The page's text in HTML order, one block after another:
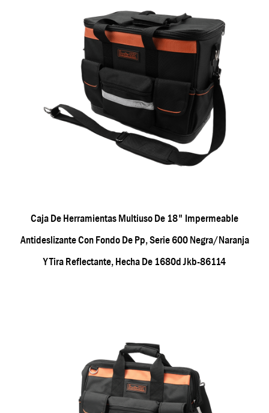
Caja De Herramientas Multiuso De 18" Impermeable
Antideslizante Con Fondo De Pp, Serie 600 Negra/naranja
Y Tira Reflectante, Hecha De 1680d Jkb-86114